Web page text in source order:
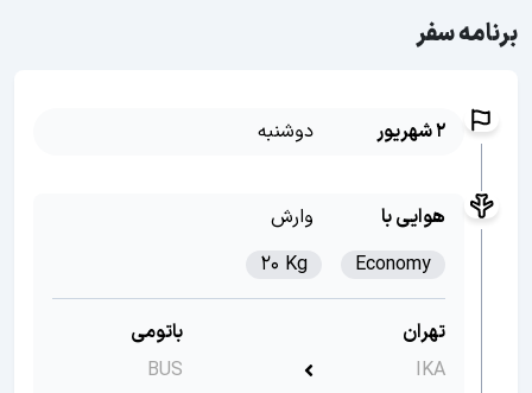
برنامه سفر
2 شهریور دوشنبه
هوایی با
وارش
Economy
20 Kg
تهران
IKA
باتومی
BUS